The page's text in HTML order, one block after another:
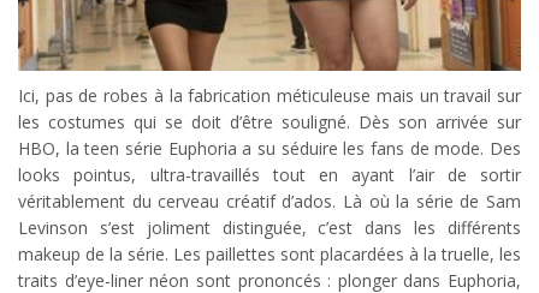
Ici, pas de robes à la fabrication méticuleuse mais un travail sur
les costumes qui se doit d’être souligné. Dès son arrivée sur
HBO, la teen série Euphoria a su séduire les fans de mode. Des
looks pointus, ultra-travaillés tout en ayant l’air de sortir
véritablement du cerveau créatif d’ados. Là où la série de Sam
Levinson s’est joliment distinguée, c’est dans les différents
makeup de la série. Les paillettes sont placardées à la truelle, les
traits d’eye-liner néon sont prononcés : plonger dans Euphoria,